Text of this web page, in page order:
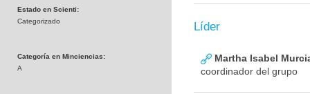
Estado en Scienti:
Categorizado
Categoría en Minciencias:
A
Líder
Martha Isabel
coordinador del grupo